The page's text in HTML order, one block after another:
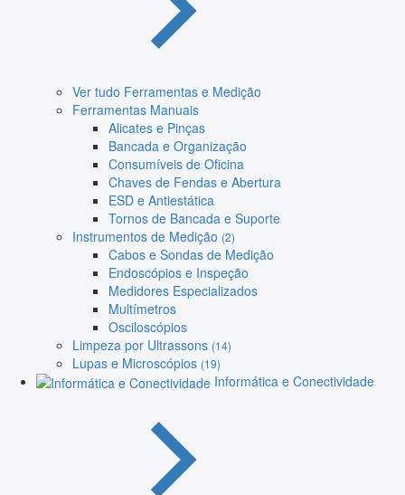
Ver tudo Ferramentas e Medição
Ferramentas Manuais
Alicates e Pinças
Bancada e Organização
Consumíveis de Oficina
Chaves de Fendas e Abertura
ESD e Antiestática
Tornos de Bancada e Suporte
Instrumentos de Medição (2)
Cabos e Sondas de Medição
Endoscópios e Inspeção
Medidores Especializados
Multímetros
Osciloscópios
Limpeza por Ultrassons (14)
Lupas e Microscópios (19)
Informática e Conectividade